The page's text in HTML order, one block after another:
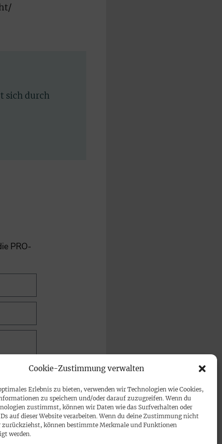
Cookie-Zustimmung verwalten
Erlebnis zu bieten, verwenden wir Technologien wie Cookies,
zu speichern und/oder darauf zuzugreifen. Wenn du
zustimmst, können wir Daten wie das Surfverhalten oder
auf dieser Website verarbeiten. Wenn du deine Zustimmung nicht
zurückziehst, können bestimmte Merkmale und Funktionen
werden.
sich durch
PRO-